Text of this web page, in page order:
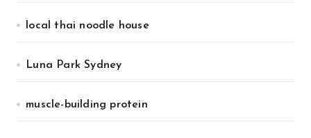
local thai noodle house
Luna Park Sydney
muscle-building protein